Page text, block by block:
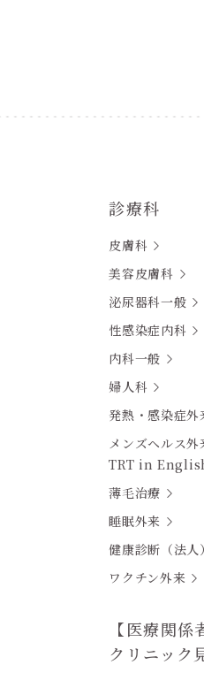
診療科
皮膚科
美容皮膚科
泌尿器科一般
性感染症内科
内科一般
婦人科
発熱・感染症外
メンズヘルス
TRT in
薄毛治療
睡眠外来
健康診断（法人）
ワクチン外来
【医療関係
クリニック